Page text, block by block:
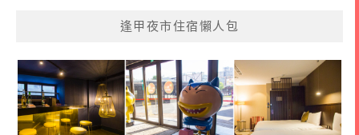
逢甲夜市住宿懶人包